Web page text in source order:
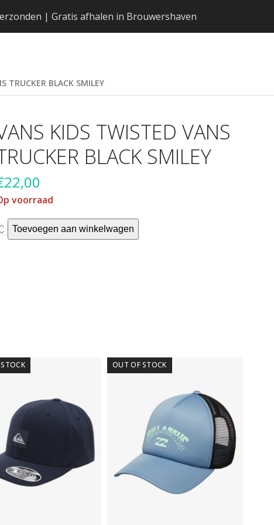
| Gratis afhalen in Brouwershaven
TRUCKER BLACK SMILEY
KIDS TWISTED VANS
BLACK SMILEY
22,00
voorraad
VANS
KIDS
Toevoegen aan winkelwagen
OUT OF STOCK